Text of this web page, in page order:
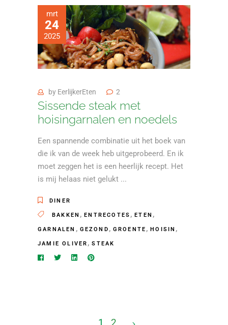
mrt
24
2025
by EerlijkerEten 2
Sissende steak met
hoisingarnalen en noedels
Een spannende combinatie uit het boek van
die ik van de week heb uitgeprobeerd. En ik
moet zeggen het is een heerlijk recept. Het
is mij helaas niet gelukt
DINER
BAKKEN ,ENTRECOTES ,ETEN ,
GARNALEN , GEZOND , GROENTE ,HOISIN ,
JAMIE OLIVER ,STEAK
1 2